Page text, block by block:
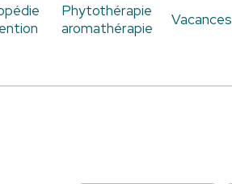
Phytothérapie
aromathérapie
Vacances